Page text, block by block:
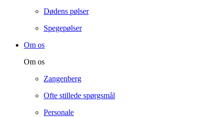
Dødens pølser
Spegepølser
Om os
Om os
Zangenberg
Ofte stillede spørgsmål
Personale